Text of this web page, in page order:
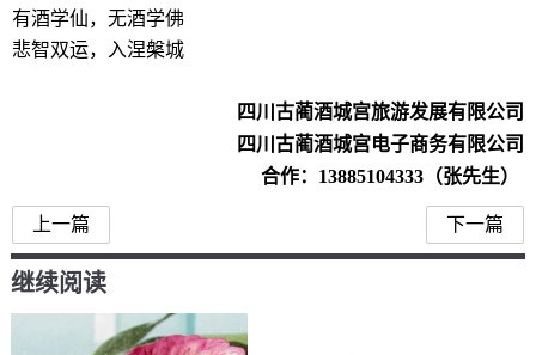
有酒学仙，无酒学佛
悲智双运，入涅槃城
四川古蔺酒城宫旅游发展有限公司
四川古蔺酒城宫电子商务有限公司
合作：13885104333（张先生）
上一篇 下一篇
继续阅读